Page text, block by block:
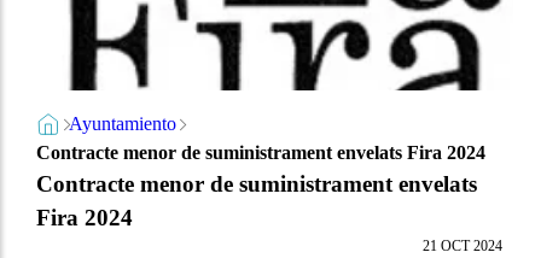
Ayuntamiento
Contracte menor de suministrament envelats Fira 2024
Contracte menor de suministrament envelats
Fira 2024
21 OCT 2024